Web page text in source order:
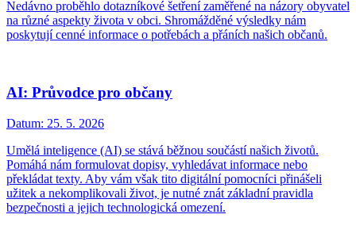
Nedávno proběhlo dotazníkové šetření zaměřené na názory obyvatel
na různé aspekty života v obci. Shromážděné výsledky nám
poskytují cenné informace o potřebách a přáních našich občanů.
AI: Průvodce pro občany
Datum: 25. 5. 2026
Umělá inteligence (AI) se stává běžnou součástí našich životů.
Pomáhá nám formulovat dopisy, vyhledávat informace nebo
překládat texty. Aby vám však tito digitální pomocníci přinášeli
užitek a nekomplikovali život, je nutné znát základní pravidla
bezpečnosti a jejich technologická omezení.